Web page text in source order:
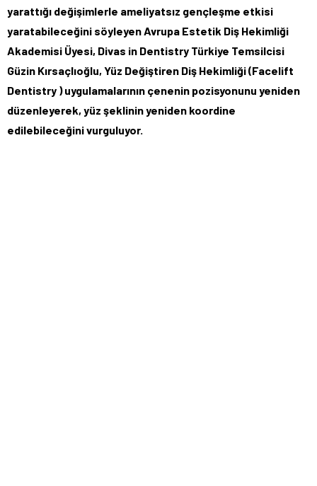
yarattığı değişimlerle ameliyatsız gençleşme etkisi
yaratabileceğini söyleyen Avrupa Estetik Diş Hekimliği
Akademisi Üyesi, Divas in Dentistry Türkiye Temsilcisi
Güzin Kırsaçlıoğlu, Yüz Değiştiren Diş Hekimliği (Facelift
Dentistry ) uygulamalarının çenenin pozisyonunu yeniden
düzenleyerek, yüz şeklinin yeniden koordine
edilebileceğini vurguluyor.